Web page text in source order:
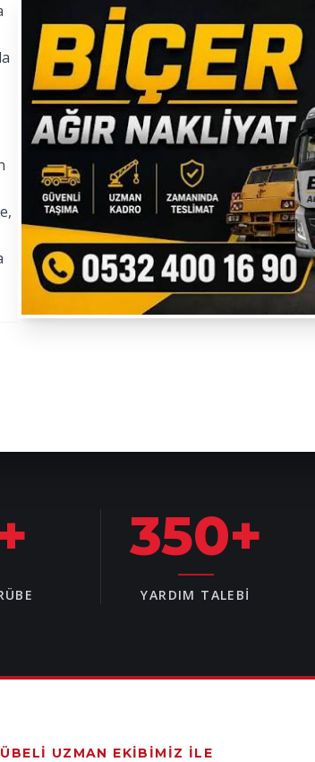
350+
YARDIM TALEBI
UZMAN EKIBIMIZ İLE